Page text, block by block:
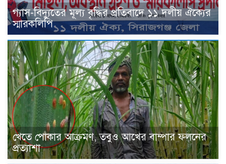
গ্যাস-বিদ্যুতের মূল্য বৃদ্ধির প্রতিবাদে ১১ দলীয় ঐক্যের
স্মারকলিপি
খেতে পোকার আক্রমণ, তবুও আখের বাম্পার ফলনের
প্রত্যাশা